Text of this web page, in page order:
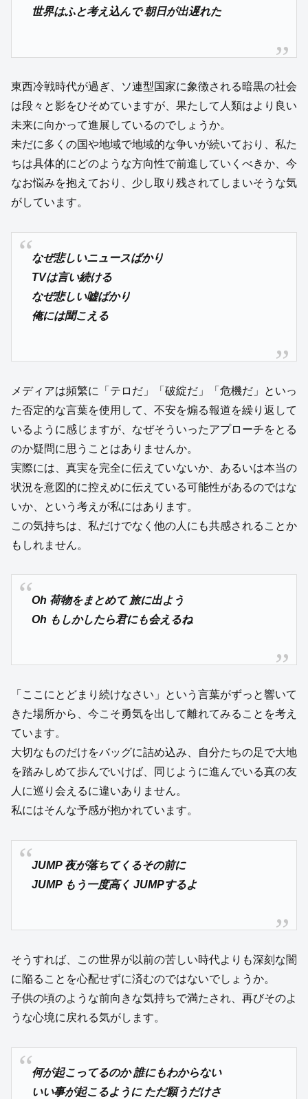
世界はふと考え込んで 朝日が出遅れた
東西冷戦時代が過ぎ、ソ連型国家に象徴される暗黒の社会
は段々と影をひそめていますが、果たして人類はより良い
未来に向かって進展しているのでしょうか。
未だに多くの国や地域で地域的な争いが続いており、私た
ちは具体的にどのような方向性で前進していくべきか、今
なお悩みを抱えており、少し取り残されてしまいそうな気
がしています。
なぜ悲しいニュースばかり
TVは言い続ける
なぜ悲しい嘘ばかり
俺には聞こえる
メディアは頻繁に「テロだ」「破綻だ」「危機だ」といっ
た否定的な言葉を使用して、不安を煽る報道を繰り返して
いるように感じますが、なぜそういったアプローチをとる
のか疑問に思うことはありませんか。
実際には、真実を完全に伝えていないか、あるいは本当の
状況を意図的に控えめに伝えている可能性があるのではな
いか、という考えが私にはあります。
この気持ちは、私だけでなく他の人にも共感されることか
もしれません。
Oh 荷物をまとめて 旅に出よう
Oh もしかしたら君にも会えるね
「ここにとどまり続けなさい」という言葉がずっと響いて
きた場所から、今こそ勇気を出して離れてみることを考え
ています。
大切なものだけをバッグに詰め込み、自分たちの足で大地
を踏みしめて歩んでいけば、同じように進んでいる真の友
人に巡り会えるに違いありません。
私にはそんな予感が抱かれています。
JUMP 夜が落ちてくるその前に
JUMP もう一度高く JUMPするよ
そうすれば、この世界が以前の苦しい時代よりも深刻な闇
に陥ることを心配せずに済むのではないでしょうか。
子供の頃のような前向きな気持ちで満たされ、再びそのよ
うな心境に戻れる気がします。
何が起こってるのか 誰にもわからない
いい事が起こるように ただ願うだけさ